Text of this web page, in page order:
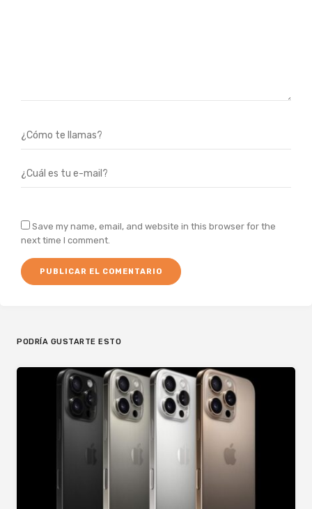
Save my name, email, and website in this browser for the
next time I comment.
PODRÍA GUSTARTE ESTO